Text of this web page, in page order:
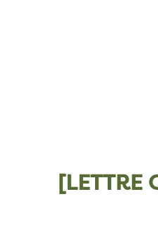
[LETTRE